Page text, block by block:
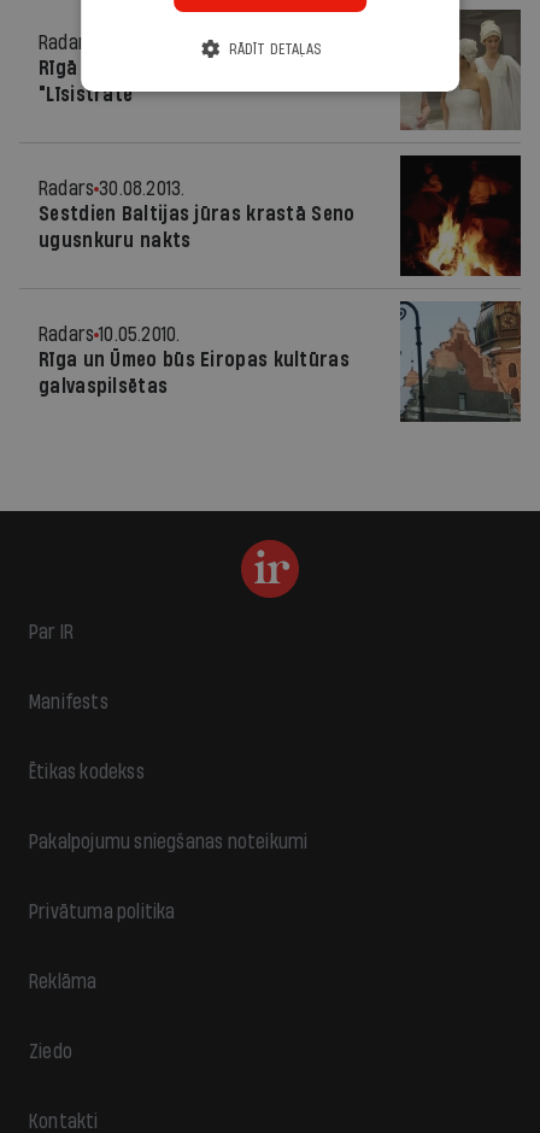
Radars
Rīgā un Liepājā rādīs kameroperu
"Līsistrate"
Radars 30.08.2013.
Sestdien Baltijas jūras krastā Seno
ugusnkuru nakts
Radars 10.05.2010.
Rīga un Ūmeo būs Eiropas kultūras
galvaspilsētas
Par IR
Manifests
Ētikas kodekss
Pakalpojumu sniegšanas noteikumi
Privātuma politika
Reklāma
Ziedo
Kontakti
RĀDĪT DETAĻAS